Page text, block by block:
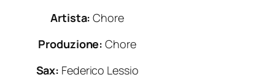
Artista:Chore
Produzione:Chore
Sax: Federico Lessio